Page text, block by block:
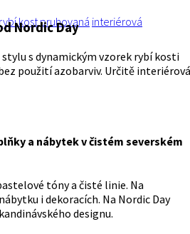
kostpruhovaná interiérová
Nordic Day
s dynamickým vzorek rybí kosti
použití azobarviv. Určitě interiérová
a nábytek v čistém severském
tóny a čisté linie. Na
i dekoracích. Na Nordic Day
designu.